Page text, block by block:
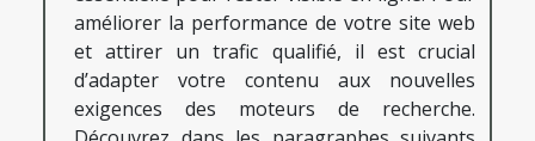
améliorer la performance de votre site web
et attirer un trafic qualifié, il est crucial
d’adapter votre contenu aux nouvelles
exigences des moteurs de recherche.